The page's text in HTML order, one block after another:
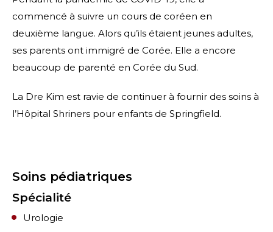
commencé à suivre un cours de coréen en
deuxième langue. Alors qu’ils étaient jeunes adultes,
ses parents ont immigré de Corée. Elle a encore
beaucoup de parenté en Corée du Sud.
La Dre Kim est ravie de continuer à fournir des soins à
l’Hôpital Shriners pour enfants de Springfield.
Soins pédiatriques
Spécialité
Urologie